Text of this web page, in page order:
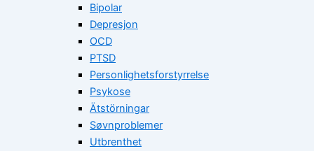
Bipolar
Depresjon
OCD
PTSD
Personlighetsforstyrrelse
Psykose
Ätstörningar
Søvnproblemer
Utbrenthet